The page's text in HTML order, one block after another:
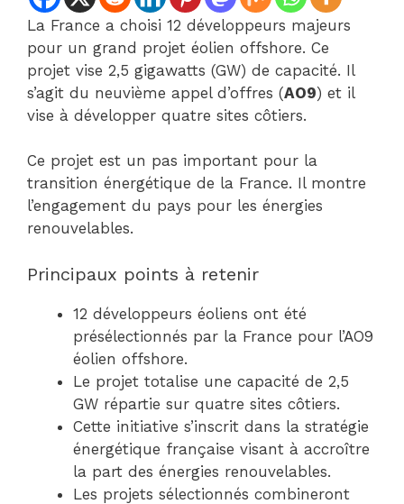
La France a choisi 12 développeurs majeurs
pour un grand projet éolien offshore. Ce
projet vise 2,5 gigawatts (GW) de capacité. Il
s’agit du neuvième appel d’offres (AO9) et il
vise à développer quatre sites côtiers.
Ce projet est un pas important pour la
transition énergétique de la France. Il montre
l’engagement du pays pour les énergies
renouvelables.
Principaux points à retenir
12 développeurs éoliens ont été
présélectionnés par la France pour l’AO9
éolien offshore.
Le projet totalise une capacité de 2,5
GW répartie sur quatre sites côtiers.
Cette initiative s’inscrit dans la stratégie
énergétique française visant à accroître
la part des énergies renouvelables.
Les projets sélectionnés combineront